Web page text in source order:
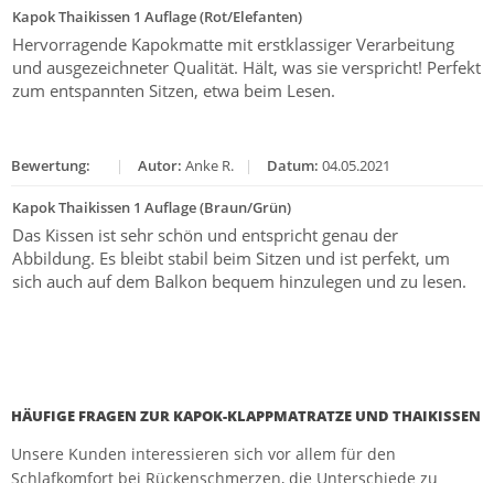
Kapok Thaikissen 1 Auflage (Rot/Elefanten)
Hervorragende Kapokmatte mit erstklassiger Verarbeitung
und ausgezeichneter Qualität. Hält, was sie verspricht! Perfekt
zum entspannten Sitzen, etwa beim Lesen.
Bewertung: | Autor: Anke R. | Datum: 04.05.2021
Kapok Thaikissen 1 Auflage (Braun/Grün)
Das Kissen ist sehr schön und entspricht genau der
Abbildung. Es bleibt stabil beim Sitzen und ist perfekt, um
sich auch auf dem Balkon bequem hinzulegen und zu lesen.
HÄUFIGE FRAGEN ZUR KAPOK-KLAPPMATRATZE UND THAIKISSEN
Unsere Kunden interessieren sich vor allem für den
Schlafkomfort bei Rückenschmerzen, die Unterschiede zu